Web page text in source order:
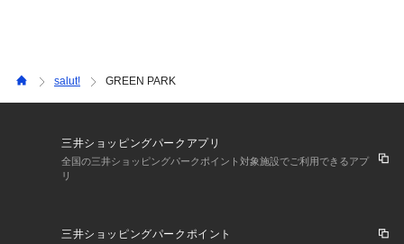
salut! GREEN PARK
三井ショッピングパークアプリ
全国の三井ショッピングパークポイント対象施設でご利用できるアプ
リ
三井ショッピングパークポイント